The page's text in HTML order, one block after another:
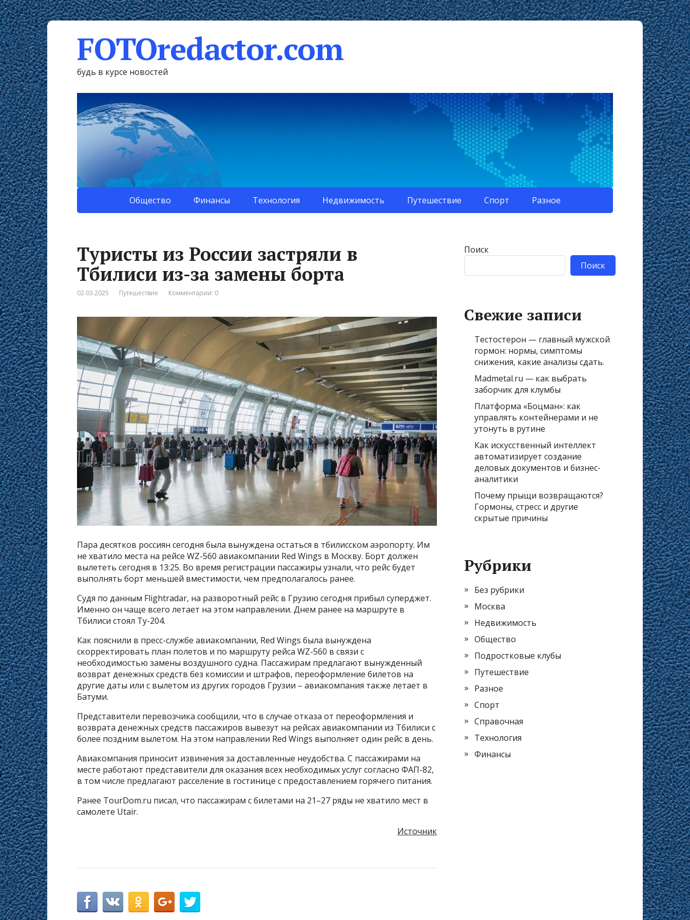
FOTOredactor.com
будь в курсе новостей
Общество Финансы Технология Недвижимость Путешествие Спорт Разное
Туристы из России застряли в
Тбилиси из-за замены борта
02.03.2025 Путешествие Комментарии: 0
Пара десятков россиян сегодня была вынуждена остаться в тбилисском аэропорту. Им
не хватило места на рейсе WZ-560 авиакомпании Red Wings в Москву. Борт должен
вылететь сегодня в 13:25. Во время регистрации пассажиры узнали, что рейс будет
выполнять борт меньшей вместимости, чем предполагалось ранее.
Судя по данным Flightradar, на разворотный рейс в Грузию сегодня прибыл суперджет.
Именно он чаще всего летает на этом направлении. Днем ранее на маршруте в
Тбилиси стоял Ту-204.
Как пояснили в пресс-службе авиакомпании, Red Wings была вынуждена
скорректировать план полетов и по маршруту рейса WZ-560 в связи с
необходимостью замены воздушного судна. Пассажирам предлагают вынужденный
возврат денежных средств без комиссии и штрафов, переоформление билетов на
другие даты или с вылетом из других городов Грузии – авиакомпания также летает в
Батуми.
Представители перевозчика сообщили, что в случае отказа от переоформления и
возврата денежных средств пассажиров вывезут на рейсах авиакомпании из Тбилиси с
более поздним вылетом. На этом направлении Red Wings выполняет один рейс в день.
Авиакомпания приносит извинения за доставленные неудобства. С пассажирами на
месте работают представители для оказания всех необходимых услуг согласно ФАП-82,
в том числе предлагают расселение в гостинице с предоставлением горячего питания.
Ранее TourDom.ru писал, что пассажирам с билетами на 21–27 ряды не хватило мест в
самолете Utair.
Источник
Поиск
Поиск
Свежие записи
Тестостерон — главный мужской
гормон: нормы, симптомы
снижения, какие анализы сдать.
Madmetal.ru — как выбрать
заборчик для клумбы
Платформа «Боцман»: как
управлять контейнерами и не
утонуть в рутине
Как искусственный интеллект
автоматизирует создание
деловых документов и бизнес-
аналитики
Почему прыщи возвращаются?
Гормоны, стресс и другие
скрытые причины
Рубрики
Без рубрики
Москва
Недвижимость
Общество
Подростковые клубы
Путешествие
Разное
Спорт
Справочная
Технология
Финансы